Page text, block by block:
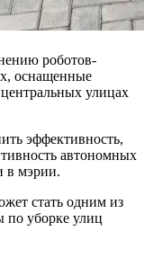
роботов-
оснащенные
улицах
эффективность,
автономных
в мэрии.
стать одним из
по уборке улиц